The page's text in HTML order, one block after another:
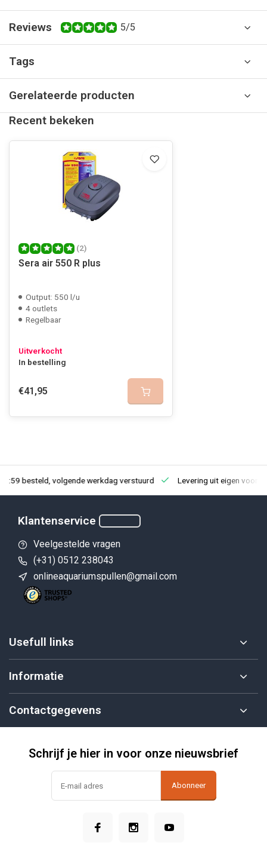
Reviews 5/5
Tags
Gerelateerde producten
Recent bekeken
(2)
Sera air 550 R plus
Output: 550 l/u
4 outlets
Regelbaar
Uitverkocht
In bestelling
€41,95
besteld, volgende werkdag verstuurd Levering uit eigen
Klantenservice
Veelgestelde vragen
(+31) 0512 238043
onlineaquariumspullen@gmail.com
Usefull links
Informatie
Contactgegevens
Schrijf je hier in voor onze nieuwsbrief
Abonneer